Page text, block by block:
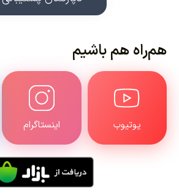
هم‌راه هم باشیم
یوتیوب اینستاگرام